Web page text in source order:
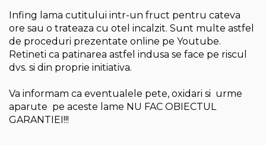
Infing lama cutitului intr-un fruct pentru cateva
ore sau o trateaza cu otel incalzit. Sunt multe astfel
de proceduri prezentate online pe Youtube.
Retineti ca patinarea astfel indusa se face pe riscul
dvs. si din proprie initiativa.
Va informam ca eventualele pete, oxidari si urme
aparute pe aceste lame NU FAC OBIECTUL
GARANTIEI!!!